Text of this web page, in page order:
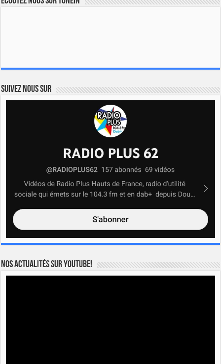
Suivez nous sur
Nos actualités sur YOUTUBE!